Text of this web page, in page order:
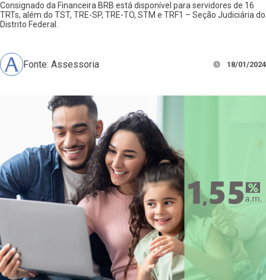
Consignado da Financeira BRB está disponível para servidores de 16
TRTs, além do TST, TRE-SP, TRE-TO, STM e TRF1 – Seção Judiciária do
Distrito Federal.
Fonte: Assessoria 18/01/2024